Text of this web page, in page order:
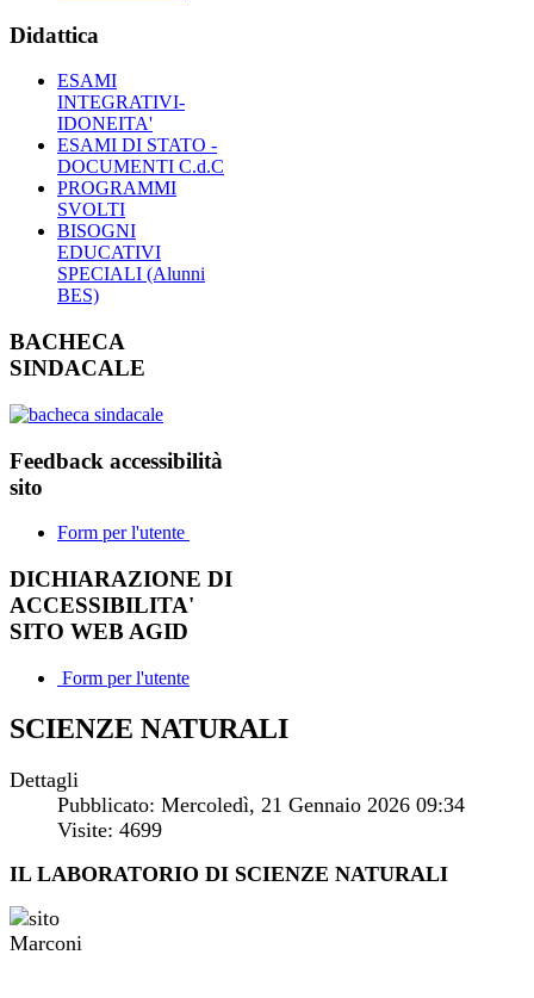
Didattica
ESAMI
INTEGRATIVI-
IDONEITA'
ESAMI DI STATO -
DOCUMENTI C.d.C
PROGRAMMI
SVOLTI
BISOGNI
EDUCATIVI
SPECIALI (Alunni
BES)
BACHECA
SINDACALE
Feedback accessibilità
sito
Form per l'utente
DICHIARAZIONE DI
ACCESSIBILITA'
SITO WEB AGID
Form per l'utente
SCIENZE NATURALI
Dettagli
Pubblicato: Mercoledì, 21 Gennaio 2026 09:34
Visite: 4699
IL LABORATORIO DI SCIENZE NATURALI